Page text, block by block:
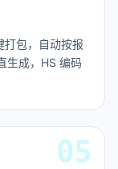
打包，自动按报
生成，HS 编码